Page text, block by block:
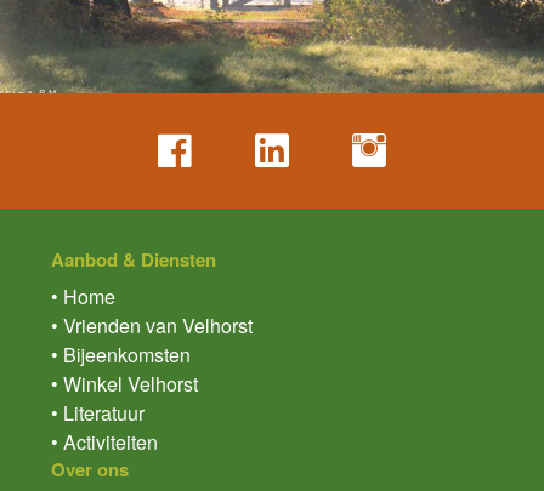
Aanbod & Diensten
• Home
• Vrienden van Velhorst
• Bijeenkomsten
• Winkel Velhorst
• Literatuur
• Activiteiten
Over ons